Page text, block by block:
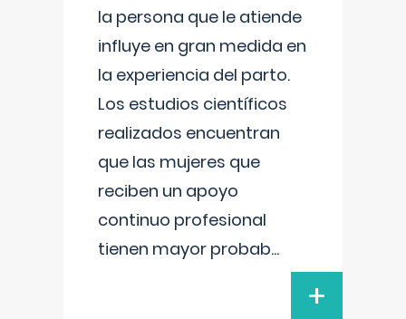
la persona que le atiende
influye en gran medida en
la experiencia del parto.
Los estudios científicos
realizados encuentran
que las mujeres que
reciben un apoyo
continuo profesional
tienen mayor probab...
+